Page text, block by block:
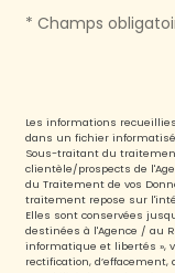
* Champs
Les informations
dans un fichier
Sous-traitant du
clientèle/prospects de
du Traitement de vos
traitement repose sur
Elles sont conservées
destinées à l'Agence / au
informatique et libertés »,
rectification, d’effacement,